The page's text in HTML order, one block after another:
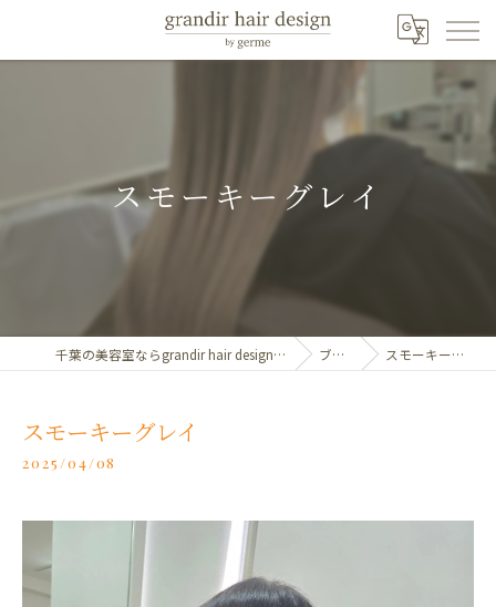
スモーキーグレイ
千葉の美容室ならgrandir hair design by germe ブログ スモーキーグレイ
スモーキーグレイ
2025/04/08